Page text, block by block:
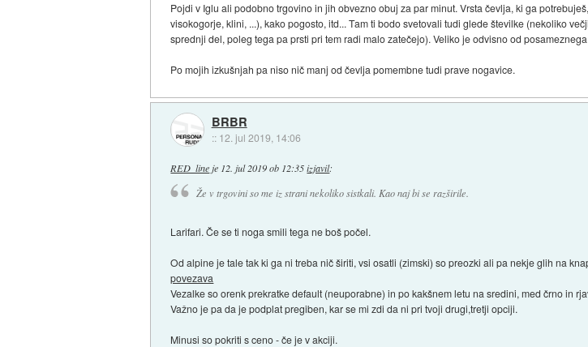
Pojdi v Iglu ali podobno trgovino in jih obvezno obuj za par minut. Vrsta čevlja, ki ga
visokogorje, klini, ...), kako pogosto, itd... Tam ti bodo svetovali tudi glede številke (nekoliko
sprednji del, poleg tega pa prsti pri tem radi malo zatečejo). Veliko je odvisno od
Po mojih izkušnjah pa niso nič manj od čevlja pomembne tudi prave nogavice.
BRBR
:: 12. jul 2019, 14:06
RED_lineje 12. jul 2019 ob 12:35 izjavil:
Že v trgovini so me iz strani nekoliko sistkali. Kao naj bi se razširile.
Larifari. Če se ti noga smili tega ne boš počel.
Od alpine je tale tak ki ga ni treba nič širiti, vsi osatli (zimski) so preozki ali pa nekje glih na
povezava
Vezalke so orenk prekratke default (neuporabne) in po kakšnem letu na sredini, med črno in
Važno je pa da je podplat pregiben, kar se mi zdi da ni pri tvoji drugi,tretji opciji.
Minusi so pokriti s ceno - če je v akciji.